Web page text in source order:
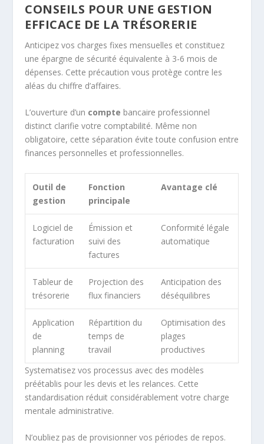
CONSEILS POUR UNE GESTION
EFFICACE DE LA TRÉSORERIE
Anticipez vos charges fixes mensuelles et constituez
une épargne de sécurité équivalente à 3-6 mois de
dépenses. Cette précaution vous protège contre les
aléas du chiffre d’affaires.
L’ouverture d’un compte bancaire professionnel
distinct clarifie votre comptabilité. Même non
obligatoire, cette séparation évite toute confusion entre
finances personnelles et professionnelles.
Outil de
gestion
Fonction
principale
Avantage clé
Logiciel de
facturation
Émission et
suivi des
factures
Conformité légale
automatique
Tableur de
trésorerie
Projection des
flux financiers
Anticipation des
déséquilibres
Application
de
planning
Répartition du
temps de
travail
Optimisation des
plages
productives
Systematisez vos processus avec des modèles
préétablis pour les devis et les relances. Cette
standardisation réduit considérablement votre charge
mentale administrative.
N’oubliez pas de provisionner vos périodes de repos.